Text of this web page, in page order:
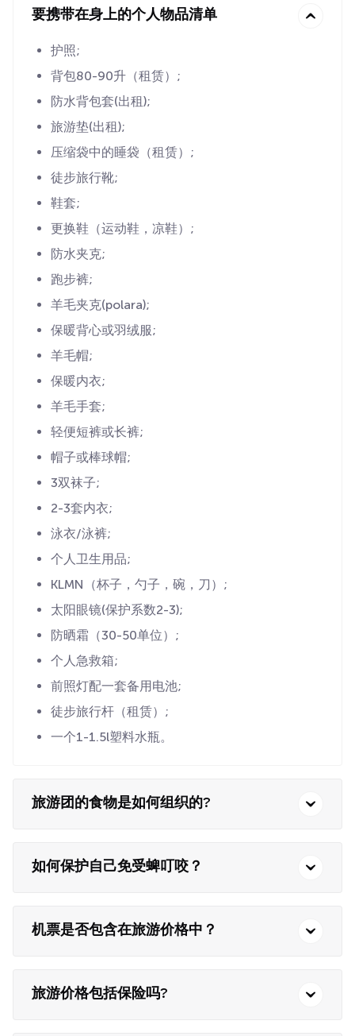
要携带在身上的个人物品清单
护照;
背包80-90升（租赁）;
防水背包套(出租);
旅游垫(出租);
压缩袋中的睡袋（租赁）;
徒步旅行靴;
鞋套;
更换鞋（运动鞋，凉鞋）;
防水夹克;
跑步裤;
羊毛夹克(polara);
保暖背心或羽绒服;
羊毛帽;
保暖内衣;
羊毛手套;
轻便短裤或长裤;
帽子或棒球帽;
3双袜子;
2-3套内衣;
泳衣/泳裤;
个人卫生用品;
KLMN（杯子，勺子，碗，刀）;
太阳眼镜(保护系数2-3);
防晒霜（30-50单位）;
个人急救箱;
前照灯配一套备用电池;
徒步旅行杆（租赁）;
一个1-1.5l塑料水瓶。
旅游团的食物是如何组织的?
如何保护自己免受蜱叮咬？
机票是否包含在旅游价格中？
旅游价格包括保险吗?